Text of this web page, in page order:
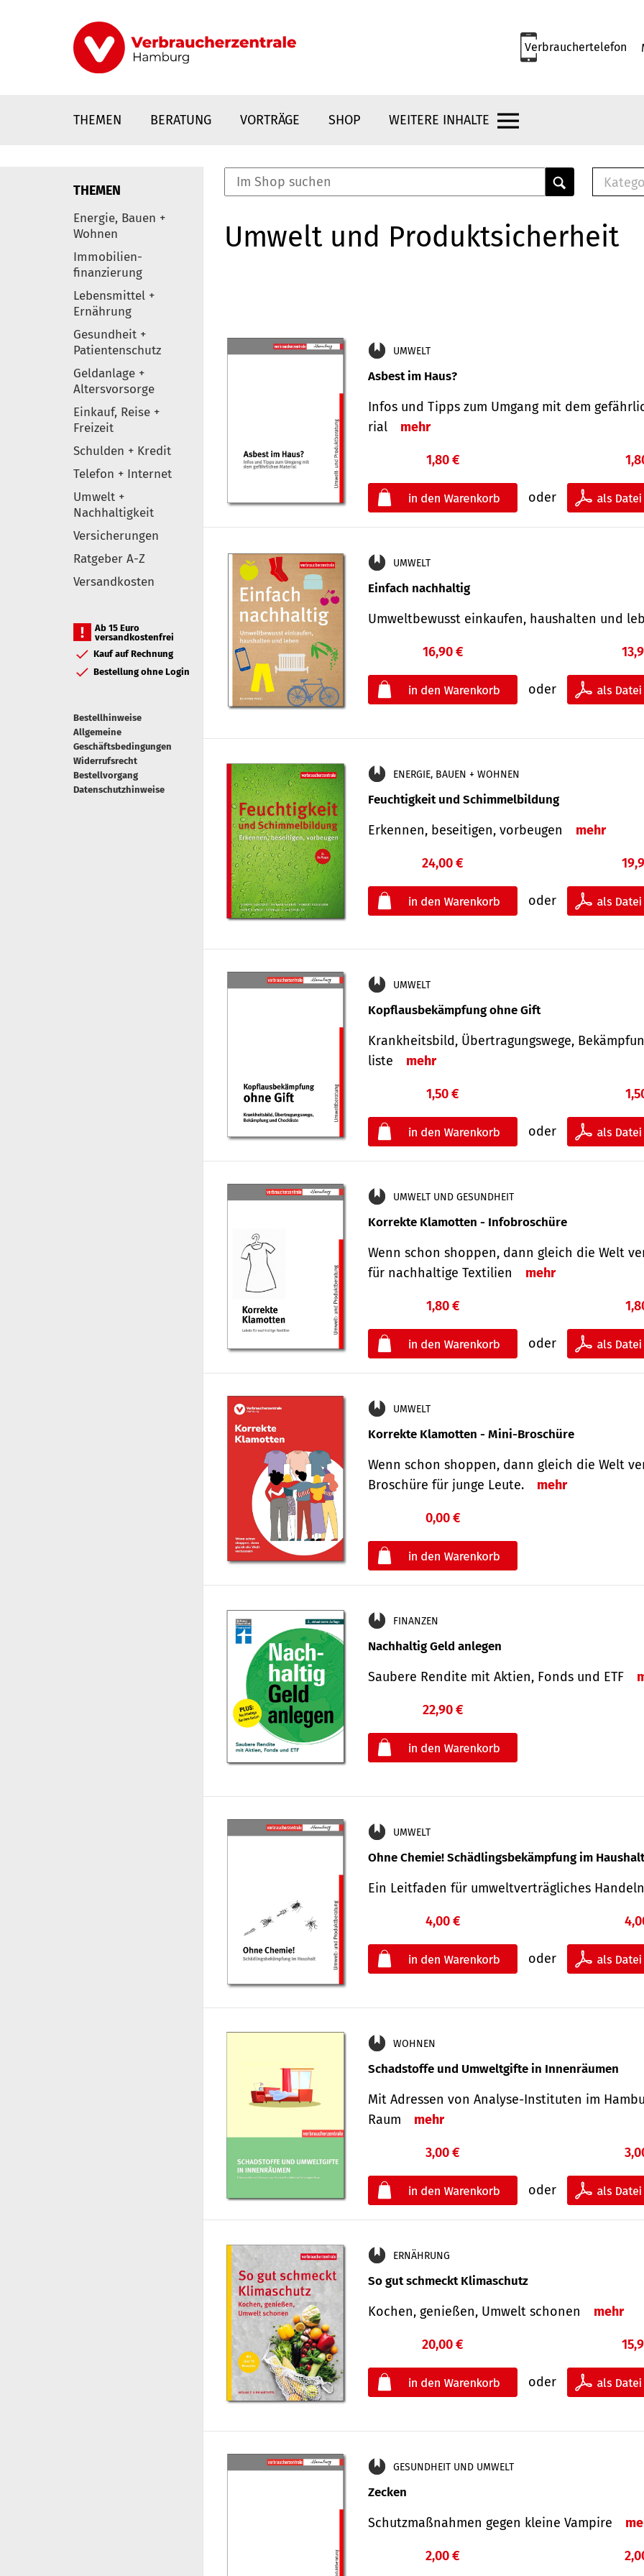
Verbrauchertelefon
THEMEN BERATUNG VORTRÄGE SHOP WEITERE INHALTE
Elemente
THEMEN
Energie, Bauen +
Wohnen
Immobilien-
finanzierung
Lebensmittel +
Ernährung
Gesundheit +
Patientenschutz
Geldanlage +
Altersvorsorge
Einkauf, Reise +
Freizeit
Schulden + Kredit
Telefon + Internet
Umwelt +
Nachhaltigkeit
Versicherungen
Ratgeber A-Z
Versandkosten
Ab 15 Euro
versandkostenfrei
Kauf auf Rechnung
Bestellung ohne Login
Bestellhinweise
Allgemeine
Geschäftsbedingungen
Widerrufsrecht
Bestellvorgang
Datenschutzhinweise
Umwelt und Produktsicherheit
UMWELT
Asbest im Haus?
Infos und Tipps zum Um­gang mit dem
rial
mehr
1,80 €
oder
UMWELT
Einfach nachhaltig
Umweltbewusst einkaufen, haushalten und
16,90 €
oder
ENERGIE, BAUEN + WOHNEN
Feuchtigkeit und Schimmelbildung
Erkennen, beseitigen, vorbeugen mehr
24,00 €
oder
UMWELT
Kopflausbekämpfung ohne Gift
Krankheits­bild, Übertra­gungs­wege,
liste
mehr
1,50 €
oder
UMWELT UND GESUNDHEIT
Korrekte Klamotten - Infobroschüre
Wenn schon shoppen, dann gleich die Welt
für nachhaltige Textilien
mehr
1,80 €
oder
UMWELT
Korrekte Klamotten - Mini-Broschüre
Wenn schon shoppen, dann gleich die Welt
Broschüre für junge Leute.
mehr
0,00 €
FINANZEN
Nachhaltig Geld anlegen
Saubere Rendite mit Aktien, Fonds und ETF
22,90 €
UMWELT
Ohne Chemie! Schädlingsbekämpfung im Haushalt
Ein Leitfaden für um­welt­ver­träg­liches Han­deln
4,00 €
oder
WOHNEN
Schadstoffe und Umweltgifte in Innenräumen
Mit Adressen von Analyse-Insti­tuten im
Raum
mehr
3,00 €
oder
ERNÄHRUNG
So gut schmeckt Klimaschutz
Kochen, genießen, Umwelt schonen mehr
20,00 €
oder
GESUNDHEIT UND UMWELT
Zecken
Schutz­maß­nahmen gegen kleine Vampire
2,00 €